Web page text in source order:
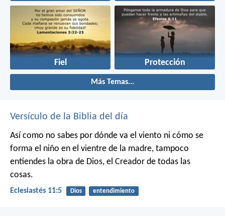
Fiel Protección
Más Temas...
Versículo de la Biblia del día
Así como no sabes por dónde va el viento ni cómo se
forma el niño en el vientre de la madre, tampoco
entiendes la obra de Dios, el Creador de todas las
cosas.
Eclesiastés 11:5 Dios entendimiento